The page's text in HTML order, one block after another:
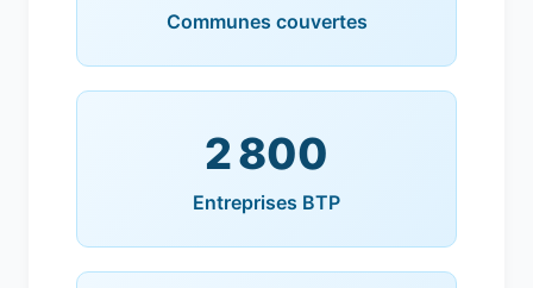
Communes couvertes
2 800
Entreprises BTP